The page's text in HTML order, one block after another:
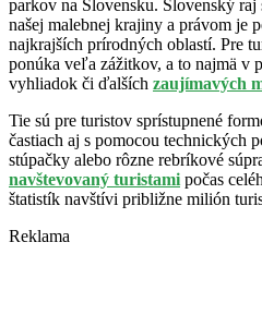
parkov na Slovensku. Slovenský raj
našej malebnej krajiny a právom je
najkrajších prírodných oblastí. Pre
ponúka veľa zážitkov, a to najmä v
vyhliadok či ďalších zaujímavých
Tie sú pre turistov sprístupnené
častiach aj s pomocou technických
stúpačky alebo rôzne rebríkové
navštevovaný turistamipočas
štatistík navštívi približne milión
Reklama